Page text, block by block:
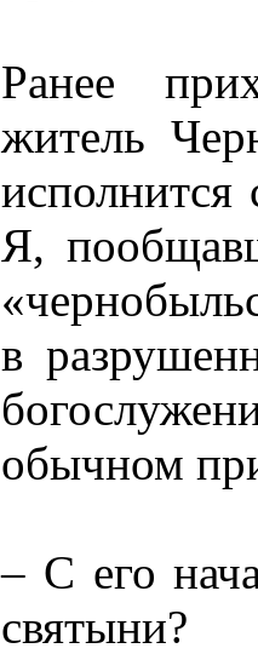
Ранее
житель
исполнится
Я,
в
обычном
– С его
святыни?